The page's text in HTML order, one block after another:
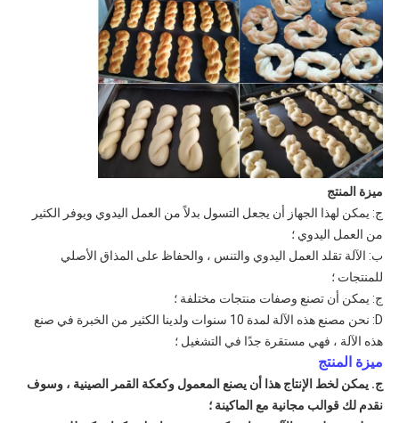
ميزة المنتج
ج: يمكن لهذا الجهاز أن يجعل التسول بدلاً من العمل اليدوي ويوفر الكثير
من العمل اليدوي ؛
ب: الآلة تقلد العمل اليدوي والتنس ، والحفاظ على المذاق الأصلي
للمنتجات ؛
ج: يمكن أن تصنع وصفات منتجات مختلفة ؛
D: نحن مصنع هذه الآلة لمدة 10 سنوات ولدينا الكثير من الخبرة في صنع
هذه الآلة ، فهي مستقرة جدًا في التشغيل ؛
ميزة المنتج
ج. يمكن لخط الإنتاج هذا أن يصنع المعمول وكعكة القمر الصينية ، وسوف
نقدم لك قوالب مجانية مع الماكينة ؛